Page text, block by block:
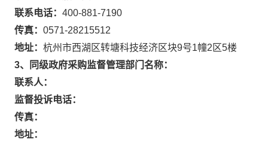
联系电话： 400-881-7190
传真： 0571-28215512
地址： 杭州市西湖区转塘科技经济区块9号1幢2区5楼
3、同级政府采购监督管理部门名称：
联系人：
监督投诉电话：
传真：
地址：